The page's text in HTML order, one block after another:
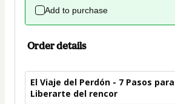
Add to purchase
Order details
El Viaje del Perdón - 7 Pasos para
Liberarte del rencor